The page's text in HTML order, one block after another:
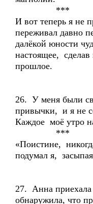
***
И вот теперь я не
переживал давно
далёкой юности
настоящее,
прошлое.
26. У меня были
привычки, и я не
Каждое моё утро
***
«Поистине,
подумал я,
27. Анна приехала
обнаружила, что